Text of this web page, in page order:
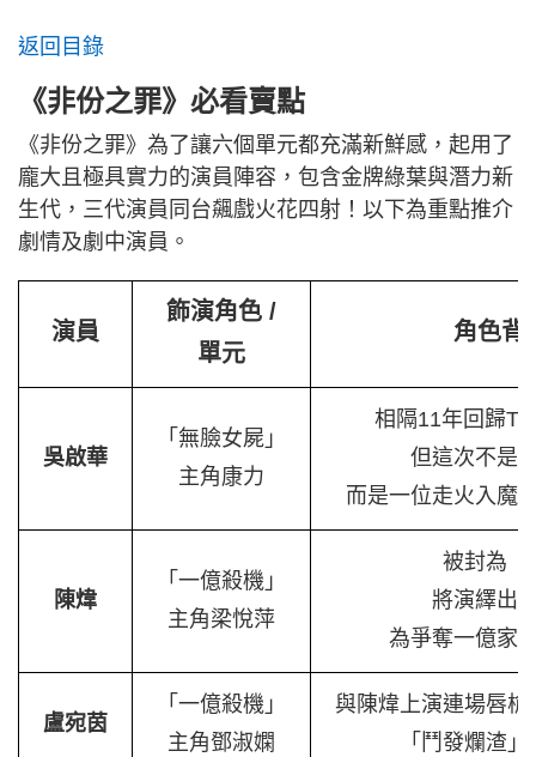
返回目錄
《非份之罪》必看賣點
《非份之罪》為了讓六個單元都充滿新鮮感，起用了
龐大且極具實力的演員陣容，包含金牌綠葉與潛力新
生代，三代演員同台飆戲火花四射！以下為重點推介
劇情及劇中演員。
演員
飾演角色 /
單元
角色背
吳啟華
「無臉女屍」
主角康力
相隔11年回歸
但這次不是
而是一位走火入魔
陳煒
「一億殺機」
主角梁悅萍
被封為「
將演繹出
為爭奪一億家
盧宛茵
「一億殺機」
主角鄧淑嫻
與陳煒上演連場唇
「鬥發爛渣